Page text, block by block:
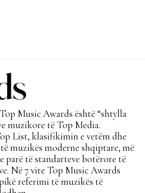
Music Awards është “shtylla
muzikore të Top Media.
List, klasifikimin e vetëm dhe
muzikës moderne shqiptare, më
parë të standarteve botërore të
Në 7 vite Top Music Awards
referimi të muzikës të